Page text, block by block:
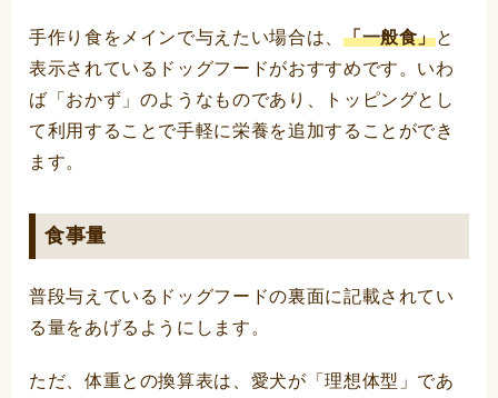
手作り食をメインで与えたい場合は、 「一般食」と
表示されているドッグフードがおすすめです。いわ
ば「おかず」のようなものであり、トッピングとし
て利用することで手軽に栄養を追加することができ
ます。
食事量
普段与えているドッグフードの裏面に記載されてい
る量をあげるようにします。
ただ、体重との換算表は、愛犬が「理想体型」であ